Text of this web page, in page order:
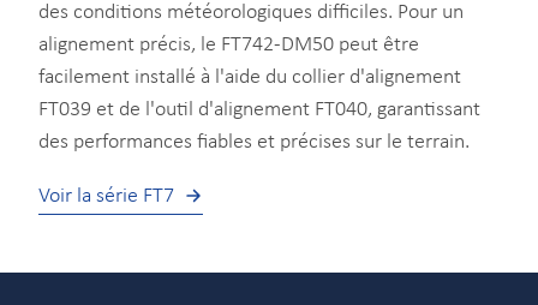
des conditions météorologiques difficiles. Pour un
alignement précis, le FT742-DM50 peut être
facilement installé à l'aide du collier d'alignement
FT039 et de l'outil d'alignement FT040, garantissant
des performances fiables et précises sur le terrain.
Voir la série FT7